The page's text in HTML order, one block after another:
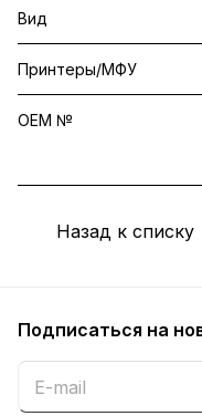
Вид
Принтеры/МФУ
OEM №
Назад к списку
Подписаться на